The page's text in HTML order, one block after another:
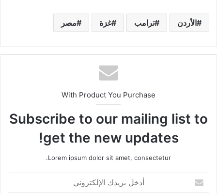
الأردن ترامب غزة مصر
With Product You Purchase
Subscribe to our mailing list to
get the new updates!
Lorem ipsum dolor sit amet, consectetur.
بريدك